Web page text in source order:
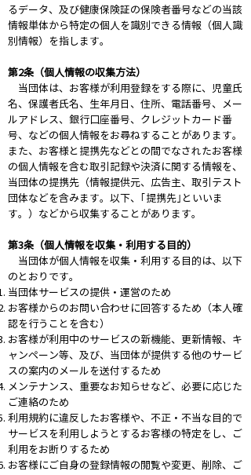
るデータ、及び健康保険証の保険者番号などの当該
情報単体から特定の個人を識別できる情報（個人識
別情報）を指します。
第2条（個人情報の収集方法）
当団体は、お客様が利用登録をする際に、児童氏
名、保護者氏名、生年月日、住所、電話番号、メー
ルアドレス、銀行口座番号、クレジットカード番
号、などの個人情報をお尋ねすることがあります。
また、お客様と提携先などとの間でなされたお客様
の個人情報を含む取引記録や決済に関する情報を、
当団体の提携先（情報提供元、広告主、取引テスト
団体などを含みます。以下、｢提携先｣といいま
す。）などから収集することがあります。
第3条（個人情報を収集・利用する目的）
当団体が個人情報を収集・利用する目的は、以下
のとおりです。
当団体サービスの提供・運営のため
お客様からのお問い合わせに回答するため（本人確
認を行うことを含む）
お客様が利用中のサービスの新機能、更新情報、キ
ャンペーン等、及び、当団体が提供する他のサービ
スの案内のメールを送付するため
メンテナンス、重要なお知らせなど、必要に応じた
ご連絡のため
利用規約に違反したお客様や、不正・不当な目的で
サービスを利用しようとするお客様の特定をし、ご
利用をお断りするため
お客様にご自身の登録情報の閲覧や変更、削除、ご